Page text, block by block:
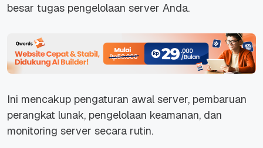
besar tugas pengelolaan server Anda.
Ini mencakup pengaturan awal server, pembaruan
perangkat lunak, pengelolaan keamanan, dan
monitoring server secara rutin.